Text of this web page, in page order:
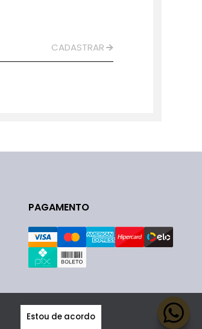
CADASTRAR
PAGAMENTO
Estou de acordo